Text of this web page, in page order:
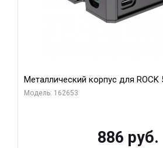
Металлический корпус для ROCK
Модель: 162653
886 руб.